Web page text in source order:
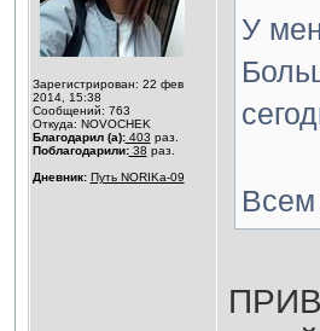
Зарегистрирован: 22 фев
2014, 15:38
Сообщений: 763
Откуда: NOVOCHEK
Благодарил (а):403 раз.
Поблагодарили:38 раз.
Дневник: Путь NORIKа-09
У
Всем